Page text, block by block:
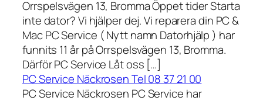
Orrspelsvägen 13, Bromma Öppet tider Starta
inte dator? Vi hjälper dej. Vi reparera din PC &
Mac PC Service ( Nytt namn Datorhjälp ) har
funnits 11 år på Orrspelsvägen 13, Bromma.
Därför PC Service Låt oss […]
PC Service Näckrosen Tel 08 37 21 00
PC Service Näckrosen PC Service har